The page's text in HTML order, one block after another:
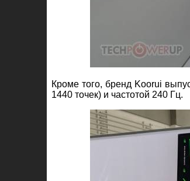
Кроме того, бренд Koorui
1440 точек) и частотой 240 Гц.